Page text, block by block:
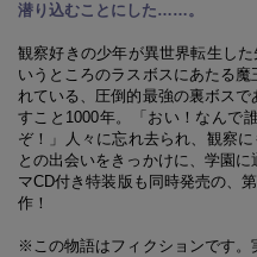
潜り込むことにした……。
観察好きの少年が異世界転生し
いうところのラスボスにあたる
れている、圧倒的最強の裏ボス
すこと1000年。「おい！なんで
ぞ！」人々に忘れ去られ、観察
との出会いをきっかけに、学園
マCD付き特装版も同時発売の、
作！
※この物語はフィクションです。